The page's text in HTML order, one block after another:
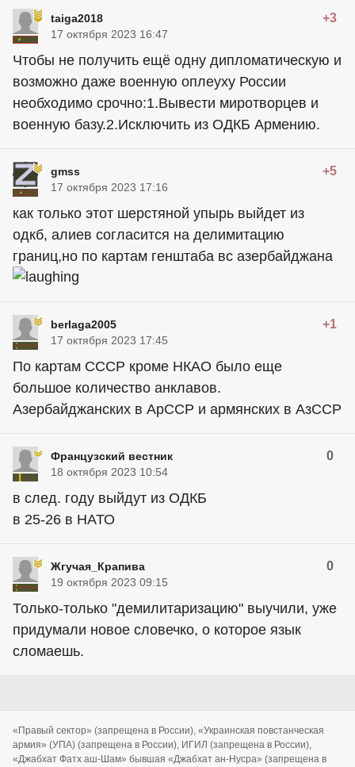
taiga2018 +3
17 октября 2023 16:47
Чтобы не получить ещё одну дипломатическую и
возможно даже военную оплеуху России
необходимо срочно:1.Вывести миротворцев и
военную базу.2.Исключить из ОДКБ Армению.
gmss +5
17 октября 2023 17:16
как только этот шерстяной упырь выйдет из
одкб, алиев согласится на делимитацию
границ,но по картам генштаба вс азербайджана
berlaga2005 +1
17 октября 2023 17:45
По картам СССР кроме НКАО было еще
большое количество анклавов.
Азербайджанских в АрССР и армянских в АзССР
Французский вестник 0
18 октября 2023 10:54
в след. году выйдут из ОДКБ
в 25-26 в НАТО
Жгучая_Крапива 0
19 октября 2023 09:15
Только-только "демилитаризацию" выучили, уже
придумали новое словечко, о которое язык
сломаешь.
«Правый сектор» (запрещена в России), «Украинская повстанческая
армия» (УПА) (запрещена в России), ИГИЛ (запрещена в России),
«Джабхат Фатх аш-Шам» бывшая «Джабхат ан-Нусра» (запрещена в